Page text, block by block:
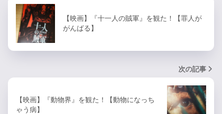
【映画】『十一人の賊軍』を観た！【罪人が
がんばる】
次の記事
【映画】『動物界』を観た！【動物になっち
ゃう病】